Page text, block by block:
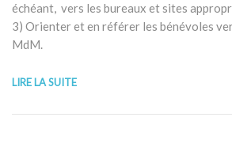
échéant, vers les bureaux et sites
3) Orienter et en référer les bénévoles
MdM.
LIRE LA SUITE